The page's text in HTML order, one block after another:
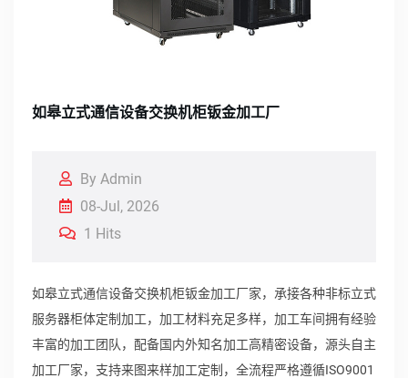
如皋立式通信设备交换机柜钣金加工厂
By Admin
08-Jul, 2026
1 Hits
如皋立式通信设备交换机柜钣金加工厂家，承接各种非标立式
服务器柜体定制加工，加工材料充足多样，加工车间拥有经验
丰富的加工团队，配备国内外知名加工高精密设备，源头自主
加工厂家，支持来图来样加工定制，全流程严格遵循ISO9001